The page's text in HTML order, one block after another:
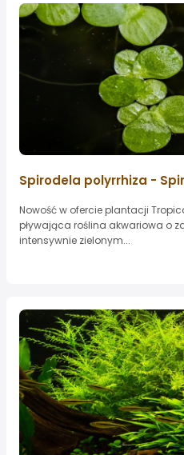
Spirodela polyrrhiza -
Nowość w ofercie plantacji
pływająca roślina akwariowa o
intensywnie zielonym...